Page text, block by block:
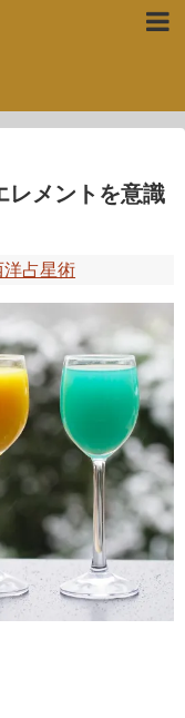
レメントを意識
洋占星術